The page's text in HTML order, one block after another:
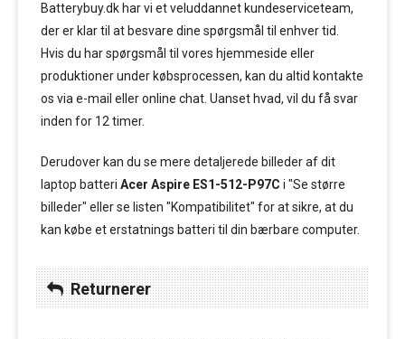
Batterybuy.dk har vi et veluddannet kundeserviceteam,
der er klar til at besvare dine spørgsmål til enhver tid.
Hvis du har spørgsmål til vores hjemmeside eller
produktioner under købsprocessen, kan du altid kontakte
os via e-mail eller online chat. Uanset hvad, vil du få svar
inden for 12 timer.
Derudover kan du se mere detaljerede billeder af dit
laptop batteri Acer Aspire ES1-512-P97C i "Se større
billeder" eller se listen "Kompatibilitet" for at sikre, at du
kan købe et erstatnings batteri til din bærbare computer.
Returnerer